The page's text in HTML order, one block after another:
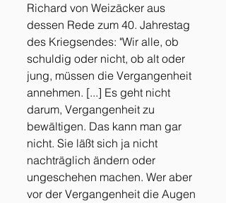
Richard von Weizäcker aus
dessen Rede zum 40. Jahrestag
des Kriegsendes: "Wir alle, ob
schuldig oder nicht, ob alt oder
jung, müssen die Vergangenheit
annehmen. [...] Es geht nicht
darum, Vergangenheit zu
bewältigen. Das kann man gar
nicht. Sie läßt sich ja nicht
nachträglich ändern oder
ungeschehen machen. Wer aber
vor der Vergangenheit die Augen